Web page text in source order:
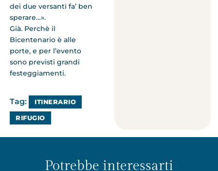
dei due versanti fa’ ben
sperare…».
Già. Perchè il
Bicentenario è alle
porte, e per l’evento
sono previsti grandi
festeggiamenti.
Tag: ITINERARIO
RIFUGIO
Potrebbe interessarti